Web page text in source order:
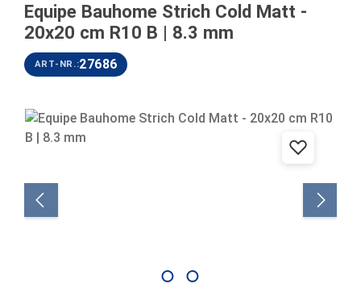
Durchschnittliche Bewertung von 0 von 5 Sternen
Equipe Bauhome Strich Cold Matt -
20x20 cm R10 B | 8.3 mm
ART-NR.:27686
Bildergalerie überspringen